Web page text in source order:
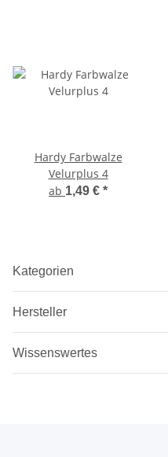
Hardy Farbwalze
Velurplus 4
ab 1,49 € *
Kategorien
Hersteller
Wissenswertes